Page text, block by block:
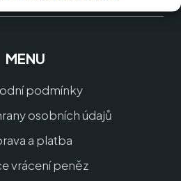
MENU
podmínky
osobních údajů
a platba
vrácení peněz